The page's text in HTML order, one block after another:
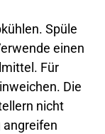
Spüle
einen
Für
Die
nicht
angreifen